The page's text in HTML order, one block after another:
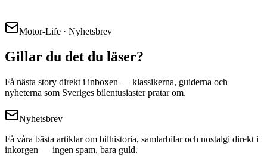
Motor-Life · Nyhetsbrev
Gillar du det du läser?
Få nästa story direkt i inboxen — klassikerna, guiderna och
nyheterna som Sveriges bilentusiaster pratar om.
Nyhetsbrev
Få våra bästa artiklar om bilhistoria, samlarbilar och nostalgi direkt i
inkorgen — ingen spam, bara guld.